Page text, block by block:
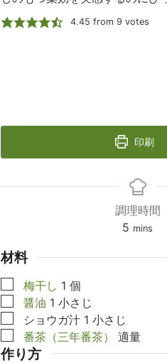
4.45 from 9 votes
印刷
調理時間
5 minutes
mins
材料
▢
梅干し 1 個
▢
醤油 1 小さじ
▢
ショウガ汁 1 小さじ
▢
番茶（三年番茶） 適量
作り方